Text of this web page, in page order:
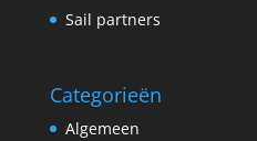
Sail partners
Categorieën
Algemeen